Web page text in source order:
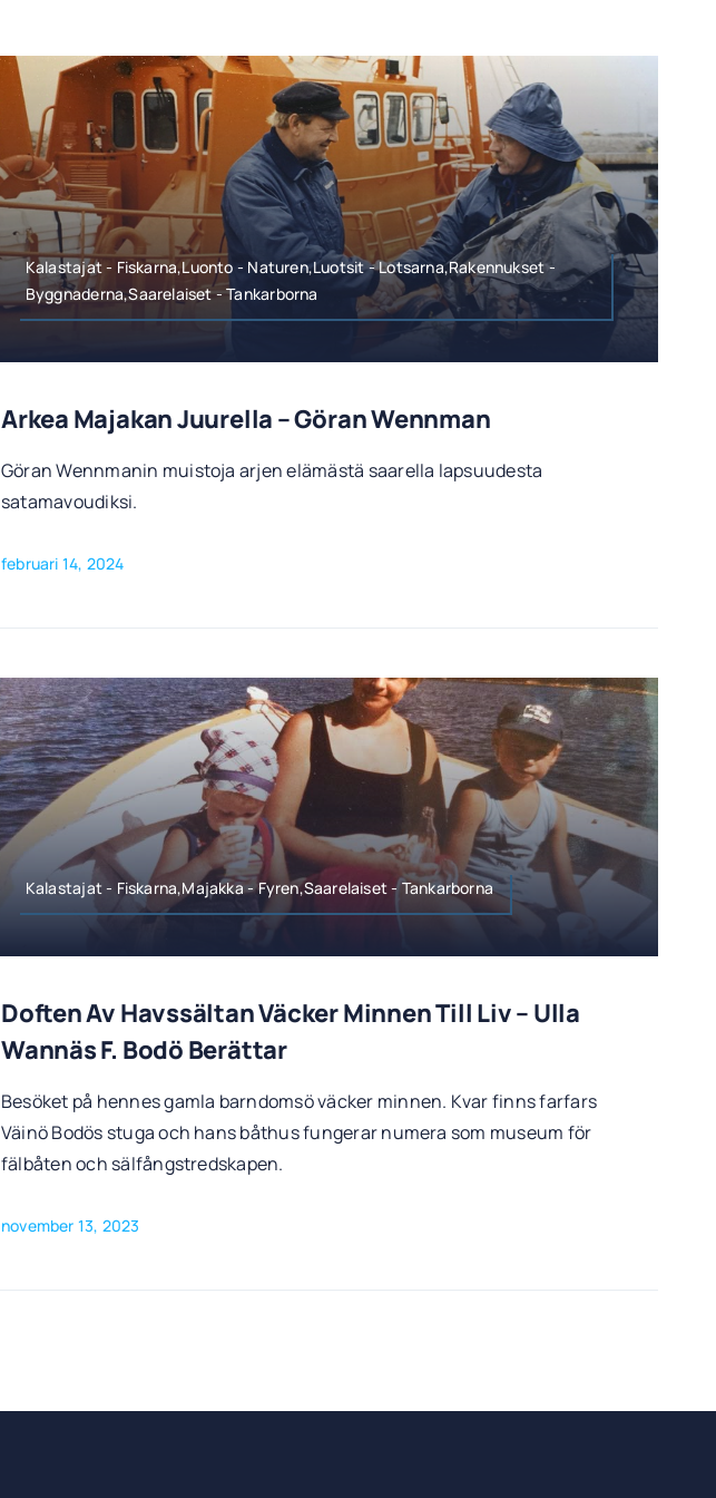
Kalastajat - Fiskarna,Luonto - Naturen,Luotsit - Lotsarna,Rakennukset -
Byggnaderna,Saarelaiset - Tankarborna
Arkea Majakan Juurella – Göran Wennman
Göran Wennmanin muistoja arjen elämästä saarella lapsuudesta
satamavoudiksi.
februari 14, 2024
Kalastajat - Fiskarna,Majakka - Fyren,Saarelaiset - Tankarborna
Doften Av Havssältan Väcker Minnen Till Liv – Ulla
Wannäs F. Bodö Berättar
Besöket på hennes gamla barndomsö väcker minnen. Kvar finns farfars
Väinö Bodös stuga och hans båthus fungerar numera som museum för
fälbåten och sälfångstredskapen.
november 13, 2023